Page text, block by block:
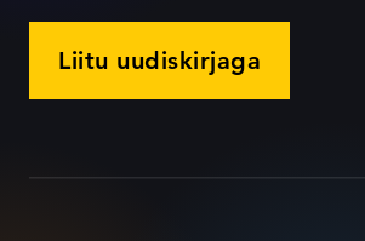
Liitu uudiskirjaga